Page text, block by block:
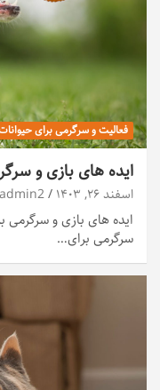
فعالیت و سرگرمی برای
ایده های بازی و
اسفند ۲۶, ۱۴۰۳ admin2
ایده های بازی و سرگرمی
سرگرمی برای…